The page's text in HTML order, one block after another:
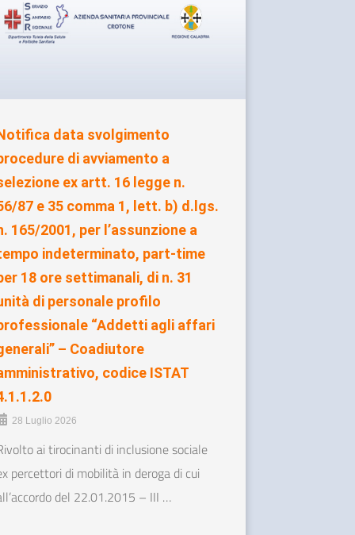
data svolgimento
di avviamento a
ex artt. 16 legge n.
87 e 35 comma 1, lett. b) d.lgs.
165/2001, per l’assunzione a
indeterminato, part-time
18 ore settimanali, di n. 31
di personale profilo
“Addetti agli affari
– Coadiutore
codice ISTAT
28 Luglio 2026
ai tirocinanti di inclusione sociale
percettori di mobilità in deroga di cui
del 22.01.2015 – III …